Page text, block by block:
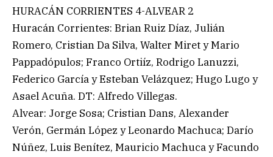
HURACÁN CORRIENTES 4-ALVEAR 2
Huracán Corrientes: Brian Ruiz Díaz, Julián
Romero, Cristian Da Silva, Walter Miret y Mario
Pappadópulos; Franco Ortiíz, Rodrigo Lanuzzi,
Federico García y Esteban Velázquez; Hugo Lugo y
Asael Acuña. DT: Alfredo Villegas.
Alvear: Jorge Sosa; Cristian Dans, Alexander
Verón, Germán López y Leonardo Machuca; Darío
Núñez, Luis Benítez, Mauricio Machuca y Facundo